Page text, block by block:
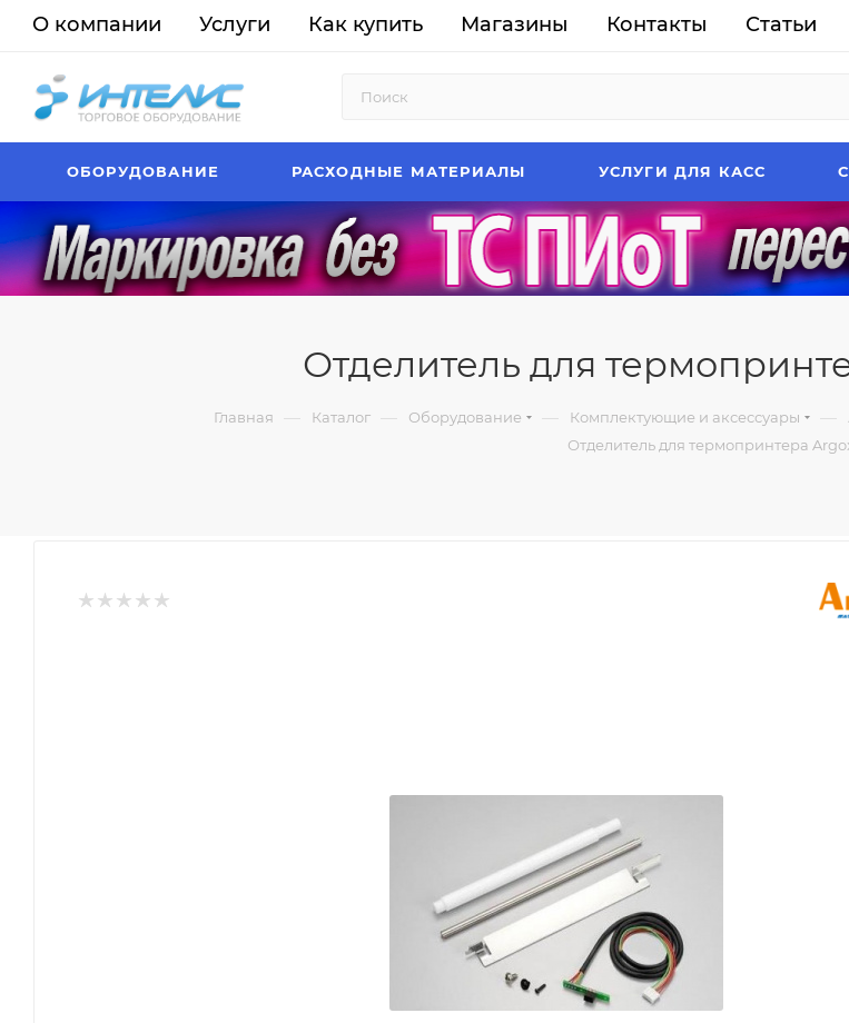
О компании Услуги Как купить Магазины Контакты Статьи
ОБОРУДОВАНИЕ РАСХОДНЫЕ МАТЕРИАЛЫ УСЛУГИ ДЛЯ КАСС
Отделитель для
Главная — Каталог — Оборудование — Комплектующие и аксессуары —
Отделитель для термопринтера